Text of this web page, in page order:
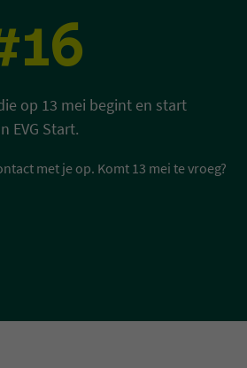
op 13 mei begint en start
EVG Start.
met je op. Komt 13 mei te vroeg?